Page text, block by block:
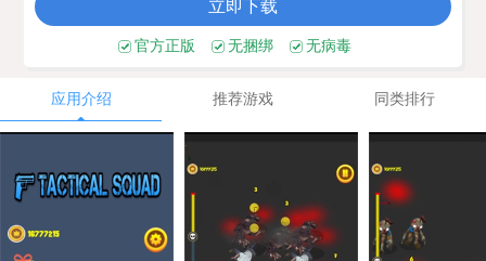
立即下载
官方正版 无捆绑 无病毒
应用介绍 推荐游戏 同类排行